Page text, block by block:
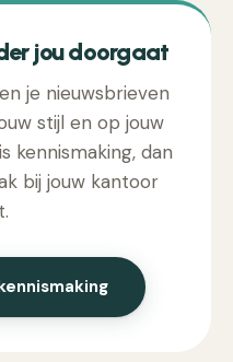
jou doorgaat
je nieuwsbrieven
stijl en op jouw
kennismaking, dan
bij jouw kantoor